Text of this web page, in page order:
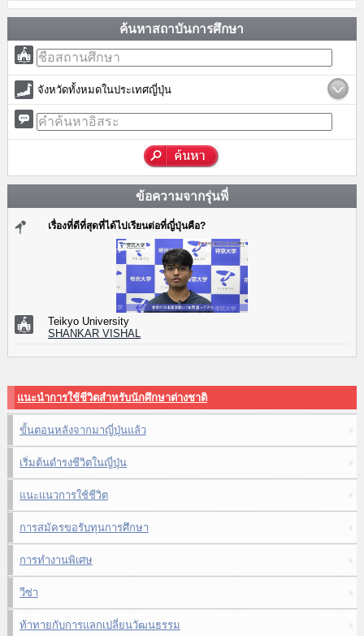
ค้นหาสถาบันการศึกษา
จังหวัดทั้งหมดในประเทศญี่ปุ่น
ข้อความจากรุ่นพี่
เรื่องที่ดีที่สุดที่ได้ไปเรียนต่อที่ญี่ปุ่นคือ?
Teikyo University
SHANKAR VISHAL
แนะนำการใช้ชีวิตสำหรับนักศึกษาต่างชาติ
ขั้นตอนหลังจากมาญี่ปุ่นแล้ว
เริ่มต้นดำรงชีวิตในญี่ปุ่น
แนะแนวการใช้ชีวิต
การสมัครขอรับทุนการศึกษา
การทำงานพิเศษ
วีซ่า
ท้าทายกับการแลกเปลี่ยนวัฒนธรรม